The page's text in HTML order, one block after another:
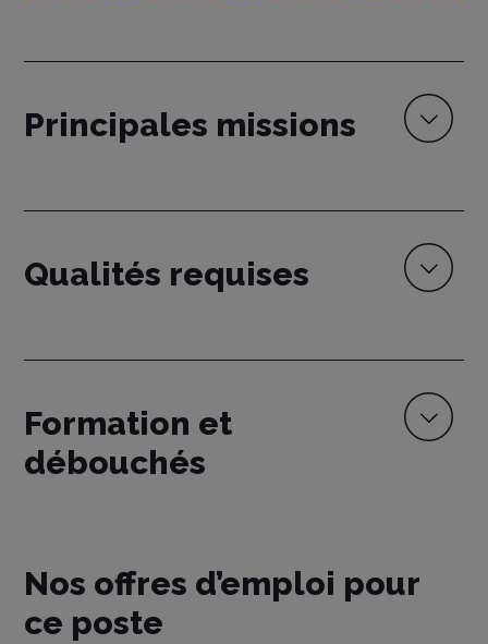
Principales missions
Qualités requises
Formation et
débouchés
Nos offres d’emploi pour
ce poste